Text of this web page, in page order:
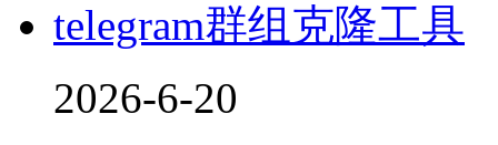
telegram群组克隆工具
2026-6-20